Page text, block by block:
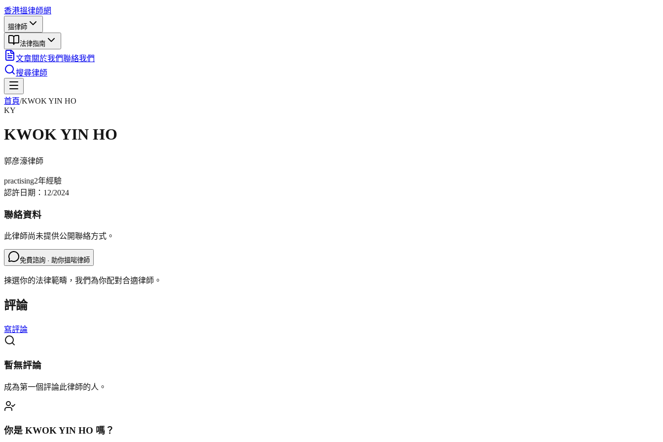
香港搵律師網
搵律師
法律指南
文章關於我們聯絡我們
搜尋律師
首頁/KWOK YIN HO
KY
KWOK YIN HO
郭彦濠律師
practising2年經驗
認許日期： 12/2024
聯絡資料
此律師尚未提供公開聯絡方式。
免費諮詢 · 助你搵啱律師
揀選你的法律範疇，我們為你配對合適律師。
評論
寫評論
暫無評論
成為第一個評論此律師的人。
你是 KWOK YIN HO 嗎？